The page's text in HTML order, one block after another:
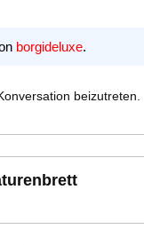
borgideluxe.
beizutreten.